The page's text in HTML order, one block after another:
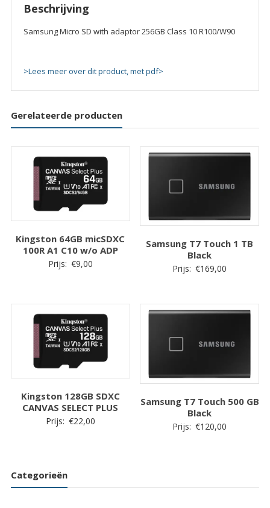
R100/W90
quantity
Beschrijving
Samsung Micro SD with adaptor 256GB Class 10 R100/W90
>Lees meer over dit product, met pdf>
Gerelateerde producten
Kingston 64GB micSDXC
100R A1 C10 w/o ADP
Prijs: €9,00
Samsung T7 Touch 1 TB
Black
Prijs: €169,00
Kingston 128GB SDXC
CANVAS SELECT PLUS
Prijs: €22,00
Samsung T7 Touch 500 GB
Black
Prijs: €120,00
Categorieën